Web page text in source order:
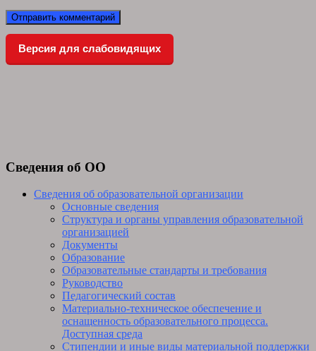
Версия для слабовидящих
Сведения об ОО
Сведения об образовательной организации
Основные сведения
Структура и органы управления образовательной
организацией
Документы
Образование
Образовательные стандарты и требования
Руководство
Педагогический состав
Материально-техническое обеспечение и
оснащенность образовательного процесса.
Доступная среда
Стипендии и иные виды материальной поддержки